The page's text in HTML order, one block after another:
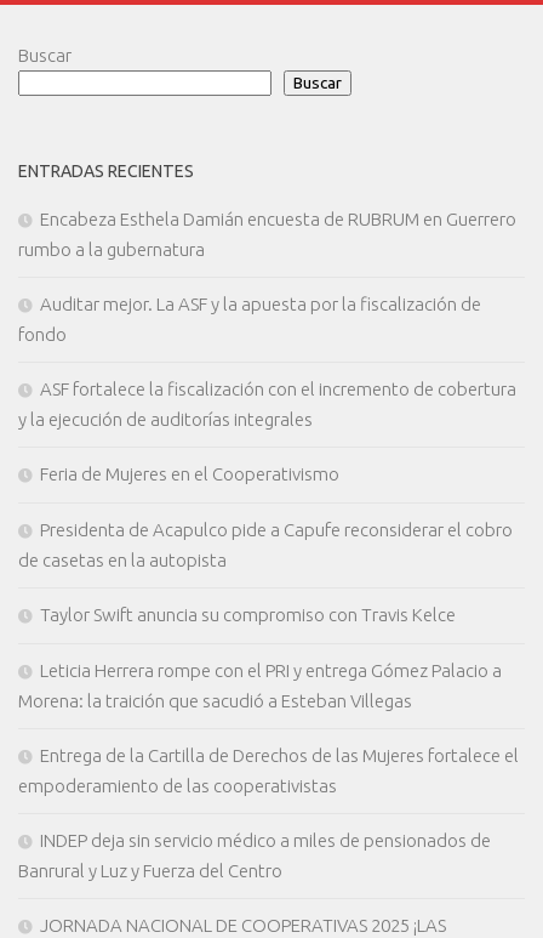
Buscar
Buscar
ENTRADAS RECIENTES
Encabeza Esthela Damián encuesta de RUBRUM en Guerrero
rumbo a la gubernatura
Auditar mejor. La ASF y la apuesta por la fiscalización de
fondo
ASF fortalece la fiscalización con el incremento de cobertura
y la ejecución de auditorías integrales
Feria de Mujeres en el Cooperativismo
Presidenta de Acapulco pide a Capufe reconsiderar el cobro
de casetas en la autopista
Taylor Swift anuncia su compromiso con Travis Kelce
Leticia Herrera rompe con el PRI y entrega Gómez Palacio a
Morena: la traición que sacudió a Esteban Villegas
Entrega de la Cartilla de Derechos de las Mujeres fortalece el
empoderamiento de las cooperativistas
INDEP deja sin servicio médico a miles de pensionados de
Banrural y Luz y Fuerza del Centro
JORNADA NACIONAL DE COOPERATIVAS 2025 ¡LAS